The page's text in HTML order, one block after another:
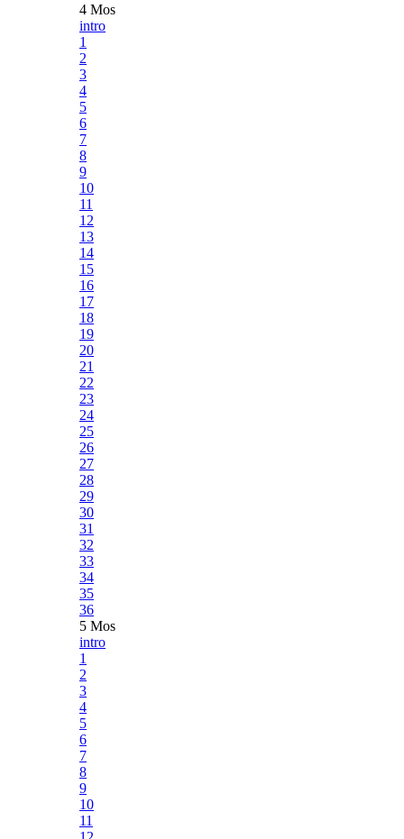
4 Mos
intro
1
2
3
4
5
6
7
8
9
10
11
12
13
14
15
16
17
18
19
20
21
22
23
24
25
26
27
28
29
30
31
32
33
34
35
36
5 Mos
intro
1
2
3
4
5
6
7
8
9
10
11